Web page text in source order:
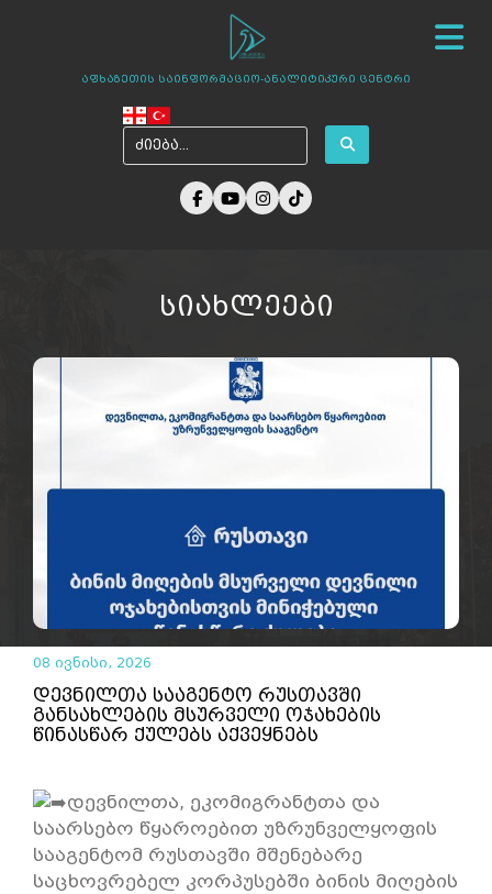
აფხაზეთის საინფორმაციო-ანალიტიკური ცენტრი
სიახლეები
ჩვენ შესახებ
ცენტრის პროექტები
სიახლეები
08 ივნისი, 2026
დევნილთა სააგენტო რუსთავში
განსახლების მსურველი ოჯახების
წინასწარ ქულებს აქვეყნებს
დევნილთა, ეკომიგრანტთა და
საარსებო წყაროებით უზრუნველყოფის
სააგენტომ რუსთავში მშენებარე
საცხოვრებელ კორპუსებში ბინის მიღების